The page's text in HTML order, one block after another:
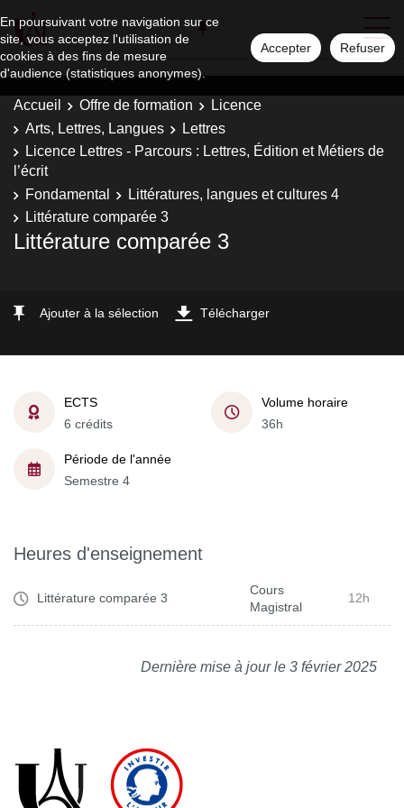
En poursuivant votre navigation sur ce
site, vous acceptez l'utilisation de
cookies à des fins de mesure
d'audience (statistiques anonymes).
Accepter Refuser
Accueil Offre de formation
Licence
Arts, Lettres, Langues
Lettres
Licence Lettres - Parcours : Lettres, Édition et Métiers de
l’écrit
Fondamental
Littératures, langues et cultures 4
Littérature comparée 3
Littérature comparée 3
Ajouter à la sélection Télécharger
ECTS
6 crédits
Volume horaire
36h
Période de l'année
Semestre 4
Heures d'enseignement
Littérature comparée 3
Cours
Magistral
12h
Dernière mise à jour le 3 février 2025